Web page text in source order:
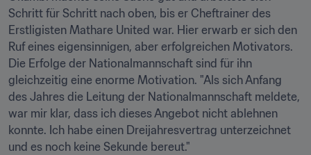
Schritt für Schritt nach oben, bis er Cheftrainer des
Erstligisten Mathare United war. Hier erwarb er sich den
Ruf eines eigensinnigen, aber erfolgreichen Motivators.
Die Erfolge der Nationalmannschaft sind für ihn
gleichzeitig eine enorme Motivation. "Als sich Anfang
des Jahres die Leitung der Nationalmannschaft meldete,
war mir klar, dass ich dieses Angebot nicht ablehnen
konnte. Ich habe einen Dreijahresvertrag unterzeichnet
und es noch keine Sekunde bereut."